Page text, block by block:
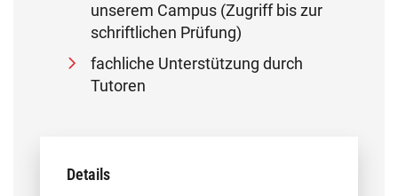
unserem Campus (Zugriff bis zur
schriftlichen Prüfung)
fachliche Unterstützung durch
Tutoren
Details